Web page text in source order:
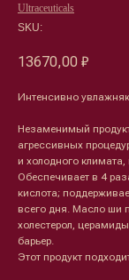
Ultraceuticals
SKU:
13670,00 ₽
Интенсивно
Незаменимый
агрессивных
и холодного
Обеспечивает в 4
кислота;
всего дня. Масло ши
холестерол,
барьер.
Этот продукт